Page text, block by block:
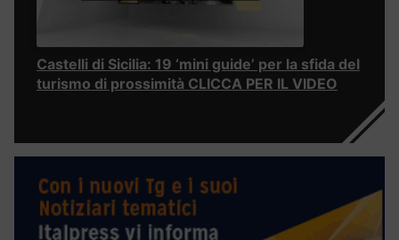
Castelli di Sicilia: 19 ‘mini guide’ per la sfida del
turismo di prossimità CLICCA PER IL VIDEO